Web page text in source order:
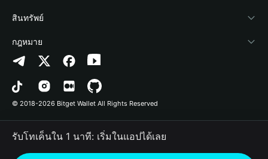
ศูนย์ช่วยเหลือ
ติดต่อเรา
ทรัพยากรข้อมูลของแบรนด์
อาชีพ
Crypto Swap API
Altcoin Season Index
Prediction Markets
DApp
RWA
Bitget Wallet Pay
ลิสต์โปรเจกต์
เทคโนโลยีความปลอดภัย
ซื้อคริปโต
การตรวจจับการอนุญาต
การตรวจจับสัญญา
การโอนเป็นชุด
สินทรัพย์
Arbitrum
Avalanche
Bitcoin
Polygon
กฎหมาย
นโยบายความเป็นส่วนตัว
ข้อตกลงในการใช้บริการ
© 2018-2026 Bitget Wallet All Rights Reserved
รับโทเค็นใน 1 นาที: เริ่มในแอปได้เลย